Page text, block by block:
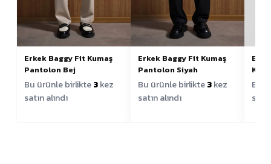
Erkek Baggy Fit Kumaş
Pantolon Bej
Bu ürünle birlikte3kez
satın alındı
Erkek Baggy Fit Kumaş
Pantolon Siyah
Bu ürünle birlikte3kez
satın alındı
Bu